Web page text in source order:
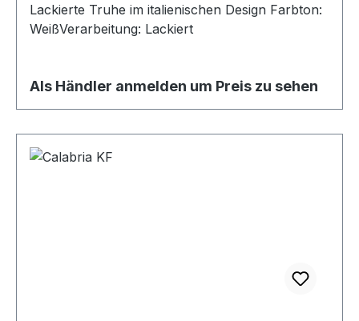
Lackierte Truhe im italienischen Design Farbton:
WeißVerarbeitung: Lackiert
Als Händler anmelden um Preis zu sehen